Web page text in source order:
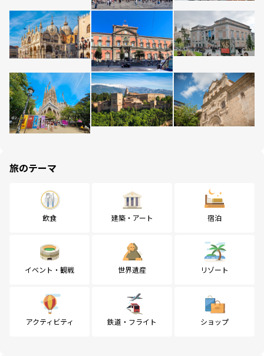
旅のテーマ
飲食 建築・アート 宿泊
イベント・観戦 世界遺産 リゾート
アクティビティ 鉄道・フライト ショップ